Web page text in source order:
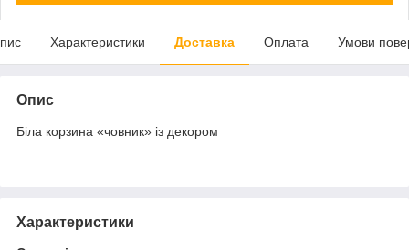
Характеристики Доставка Оплата Умови
Опис
Біла корзина «човник» із декором
Характеристики